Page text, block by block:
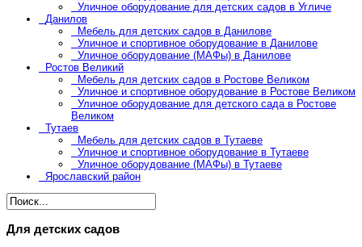
Уличное оборудование для детских садов в Угличе
Данилов
Мебель для детских садов в Данилове
Уличное и спортивное оборудование в Данилове
Уличное оборудование (МАФы) в Данилове
Ростов Великий
Мебель для детских садов в Ростове Великом
Уличное и спортивное оборудование в Ростове Великом
Уличное оборудование для детского сада в Ростове
Великом
Тутаев
Мебель для детских садов в Тутаеве
Уличное и спортивное оборудование в Тутаеве
Уличное оборудование (МАФы) в Тутаеве
Ярославский район
Для детских садов